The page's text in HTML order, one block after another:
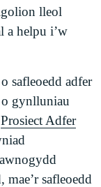
lleol
a helpu i’w
safleoedd adfer
gynlluniau
Prosiect Adfer
safleoedd